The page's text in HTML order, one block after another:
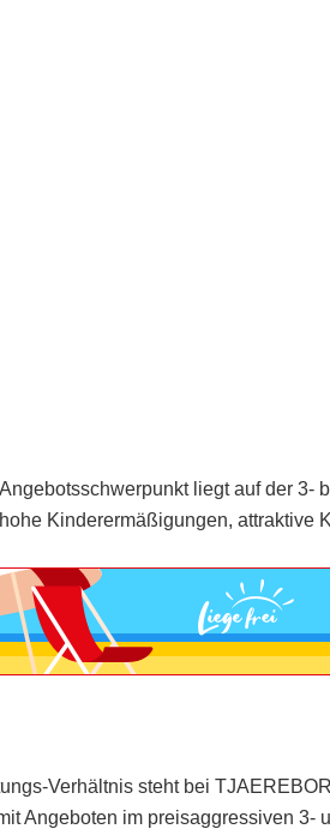
liegt auf der 3-
Kinderermäßigungen, attraktive
Verhältnis steht bei
Angeboten im preisaggressiven 3-